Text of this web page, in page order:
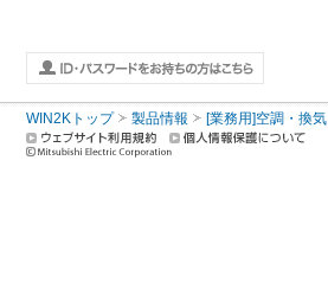
WIN2Kトップ 製品情報 [業務用]空調・換気